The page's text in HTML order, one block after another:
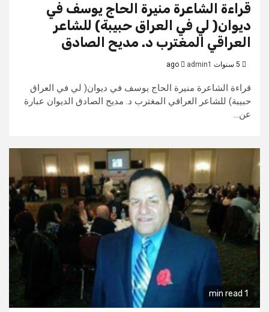
قراءة الشاعرة منيرة الحاج يوسف في
ديوان( لي في العراق حبيبة) للشاعر
العراقي المغترب د. مديح الصادق
admin1
قراءة الشاعرة منيرة الحاج يوسف في ديوان( لي في العراق
حبيبة) للشاعر العراقي المغترب د. مديح الصادق الديوان عبارة
عن...
1 min read